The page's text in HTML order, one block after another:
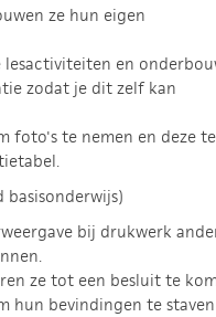
ze hun eigen
lesactiviteiten en
zodat je dit zelf kan
foto's te nemen en deze te
bij drukwerk
ze tot een besluit te
hun bevindingen te